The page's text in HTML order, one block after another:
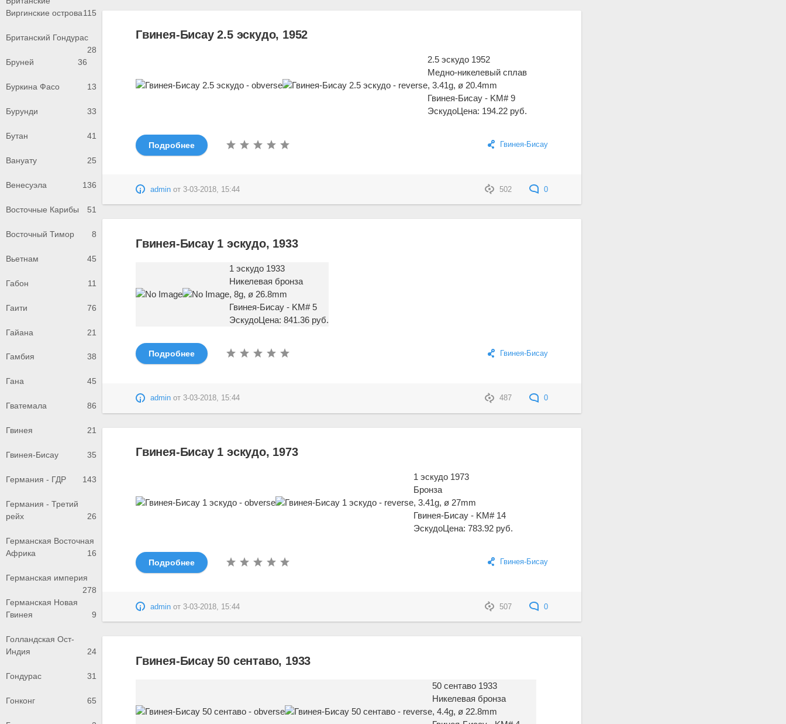
Виргинские острова115
Британский Гондурас
28
Бруней
36
Буркина Фасо 13
Бурунди 33
Бутан 41
Вануату 25
Венесуэла 136
Восточные Карибы 51
Восточный Тимор 8
Вьетнам 45
Габон 11
Гаити 76
Гайана 21
Гамбия 38
Гана 45
Гватемала 86
Гвинея 21
Гвинея-Бисау 35
Германия - ГДР 143
Германия - Третий
рейх
26
Германская Восточная
Африка
16
Германская империя
278
Германская Новая
Гвинея
9
Голландская Ост-
Индия
24
Гондурас 31
Гонконг 65
Гвинея-Бисау 2.5 эскудо, 1952
2.5 эскудо 1952
Медно-никелевый сплав
, 3.41g, ø 20.4mm
Гвинея-Бисау - KM# 9
ЭскудоЦена: 194.22 руб.
Гвинея-Бисау
Подробнее
502 0
admin от 3-03-2018, 15:44
Гвинея-Бисау 1 эскудо, 1933
1 эскудо 1933
Никелевая бронза
, 8g, ø 26.8mm
Гвинея-Бисау - KM# 5
ЭскудоЦена: 841.36 руб.
Гвинея-Бисау
Подробнее
487 0
admin от 3-03-2018, 15:44
Гвинея-Бисау 1 эскудо, 1973
1 эскудо 1973
Бронза
, 3.41g, ø 27mm
Гвинея-Бисау - KM# 14
ЭскудоЦена: 783.92 руб.
Гвинея-Бисау
Подробнее
507 0
admin от 3-03-2018, 15:44
Гвинея-Бисау 50 сентаво, 1933
50 сентаво 1933
Никелевая бронза
, 4.4g, ø 22.8mm